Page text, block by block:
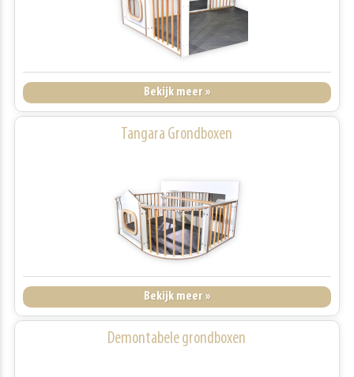
Bekijk meer »
Tangara Grondboxen
Bekijk meer »
Demontabele grondboxen